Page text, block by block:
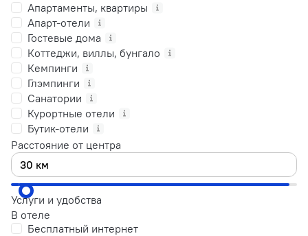
Апартаменты, квартиры
Апарт-отели
Гостевые дома
Коттеджи, виллы, бунгало
Кемпинги
Глэмпинги
Санатории
Курортные отели
Бутик-отели
Расстояние от центра
Услуги и удобства
В отеле
Бесплатный интернет